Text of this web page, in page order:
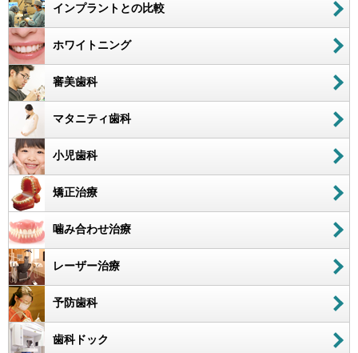
インプラントとの比較
ホワイトニング
審美歯科
マタニティ歯科
小児歯科
矯正治療
噛み合わせ治療
レーザー治療
予防歯科
歯科ドック